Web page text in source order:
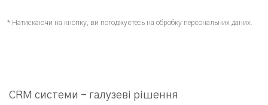
CRM системи – галузеві рішення
* Натискаючи на кнопку, ви погоджуєтесь на обробку персональних даних.